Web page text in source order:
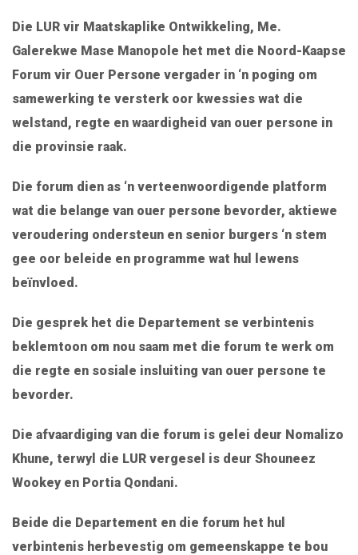
Die LUR vir Maatskaplike Ontwikkeling, Me.
Galerekwe Mase Manopole het met die Noord-Kaapse
Forum vir Ouer Persone vergader in ‘n poging om
samewerking te versterk oor kwessies wat die
welstand, regte en waardigheid van ouer persone in
die provinsie raak.
Die forum dien as ‘n verteenwoordigende platform
wat die belange van ouer persone bevorder, aktiewe
veroudering ondersteun en senior burgers ‘n stem
gee oor beleide en programme wat hul lewens
beïnvloed.
Die gesprek het die Departement se verbintenis
beklemtoon om nou saam met die forum te werk om
die regte en sosiale insluiting van ouer persone te
bevorder.
Die afvaardiging van die forum is gelei deur Nomalizo
Khune, terwyl die LUR vergesel is deur Shouneez
Wookey en Portia Qondani.
Beide die Departement en die forum het hul
verbintenis herbevestig om gemeenskappe te bou